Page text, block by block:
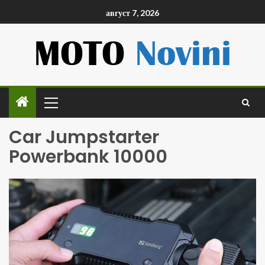
август 7, 2026
Car Jumpstarter
Powerbank 10000